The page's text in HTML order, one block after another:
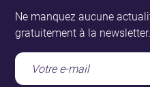
Ne manquez aucune
gratuitement à la newsletter.